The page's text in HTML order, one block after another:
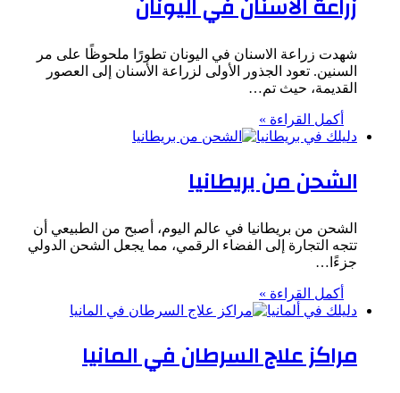
زراعة الاسنان في اليونان
شهدت زراعة الاسنان في اليونان تطورًا ملحوظًا على مر
السنين. تعود الجذور الأولى لزراعة الأسنان إلى العصور
القديمة، حيث تم…
أكمل القراءة »
دليلك في بريطانيا
الشحن من بريطانيا
الشحن من بريطانيا في عالم اليوم، أصبح من الطبيعي أن
تتجه التجارة إلى الفضاء الرقمي، مما يجعل الشحن الدولي
جزءًا…
أكمل القراءة »
دليلك في ألمانيا
مراكز علاج السرطان في المانيا